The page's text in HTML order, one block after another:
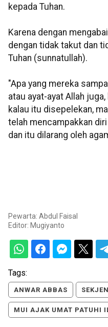
kepada Tuhan.
Karena dengan
dengan tidak takut dan
Tuhan (sunnatullah).
"Apa yang mereka
atau ayat-ayat Allah
kalau itu disepelekan,
telah mencampakkan
dan itu dilarang oleh
Pewarta: Abdul Faisal
Editor: Mugiyanto
Tags:
ANWAR ABBAS
MUI AJAK UMAT PATUHI